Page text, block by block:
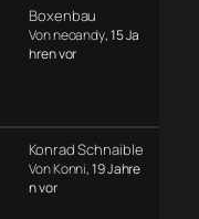
Boxenbau
Von neoandy, 15 Ja
hren vor
Konrad Schnaible
Von Konni, 19 Jahre
n vor